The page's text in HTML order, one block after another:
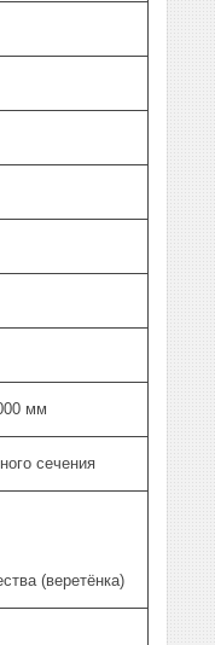
мм
сечения
(веретёнка)